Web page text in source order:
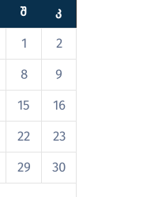
Შ Კ
1
2
8
9
15
16
22
23
29
30